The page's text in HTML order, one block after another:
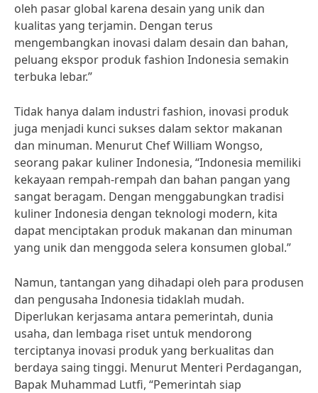
oleh pasar global karena desain yang unik dan
kualitas yang terjamin. Dengan terus
mengembangkan inovasi dalam desain dan bahan,
peluang ekspor produk fashion Indonesia semakin
terbuka lebar.”
Tidak hanya dalam industri fashion, inovasi produk
juga menjadi kunci sukses dalam sektor makanan
dan minuman. Menurut Chef William Wongso,
seorang pakar kuliner Indonesia, “Indonesia memiliki
kekayaan rempah-rempah dan bahan pangan yang
sangat beragam. Dengan menggabungkan tradisi
kuliner Indonesia dengan teknologi modern, kita
dapat menciptakan produk makanan dan minuman
yang unik dan menggoda selera konsumen global.”
Namun, tantangan yang dihadapi oleh para produsen
dan pengusaha Indonesia tidaklah mudah.
Diperlukan kerjasama antara pemerintah, dunia
usaha, dan lembaga riset untuk mendorong
terciptanya inovasi produk yang berkualitas dan
berdaya saing tinggi. Menurut Menteri Perdagangan,
Bapak Muhammad Lutfi, “Pemerintah siap